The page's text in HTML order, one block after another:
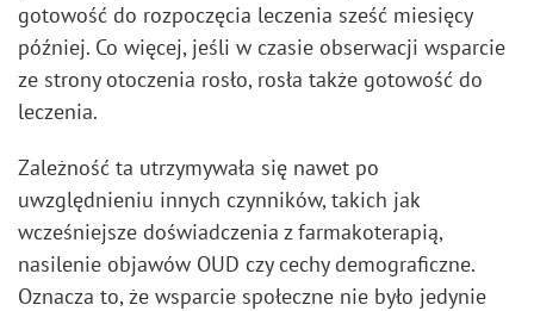
gotowość do rozpoczęcia leczenia sześć miesięcy
później. Co więcej, jeśli w czasie obserwacji wsparcie
ze strony otoczenia rosło, rosła także gotowość do
leczenia.
Zależność ta utrzymywała się nawet po
uwzględnieniu innych czynników, takich jak
wcześniejsze doświadczenia z farmakoterapią,
nasilenie objawów OUD czy cechy demograficzne.
Oznacza to, że wsparcie społeczne nie było jedynie